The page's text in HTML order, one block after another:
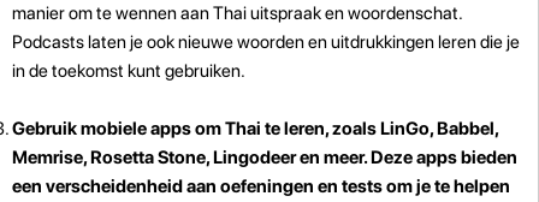
manier om te wennen aan Thai uitspraak en woordenschat.
Podcasts laten je ook nieuwe woorden en uitdrukkingen leren die je
in de toekomst kunt gebruiken.
Gebruik mobiele apps om Thai te leren, zoals LinGo, Babbel,
Memrise, Rosetta Stone, Lingodeer en meer. Deze apps bieden
een verscheidenheid aan oefeningen en tests om je te helpen